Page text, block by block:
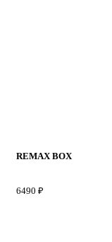
REMAX BOX
6490 ₽